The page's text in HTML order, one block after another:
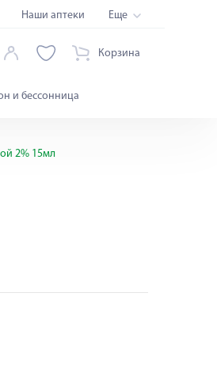
Наши аптеки Еще
Корзина
и бессонница
2% 15мл